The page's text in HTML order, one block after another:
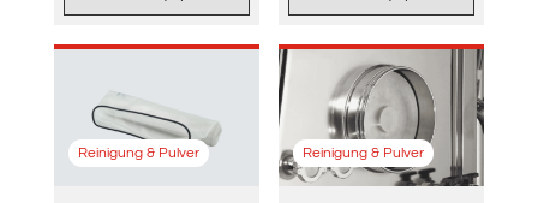
Reinigung & Pulver Reinigung & Pulver